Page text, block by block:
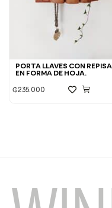
PORTA LLAVES CON REPISA
EN FORMA DE HOJA.
₲235.000